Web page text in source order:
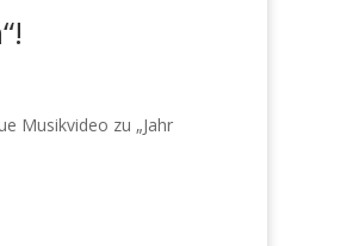
Musikvideo zu „Jahr